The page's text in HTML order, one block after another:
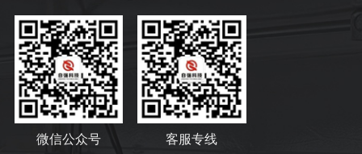
微信公众号 客服专线